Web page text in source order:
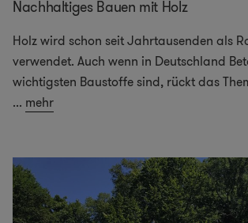
Nachhaltiges Bauen mit Holz
Holz wird schon seit Jahrtausenden als
verwendet. Auch wenn in Deutschland
wichtigsten Baustoffe sind, rückt das
... mehr